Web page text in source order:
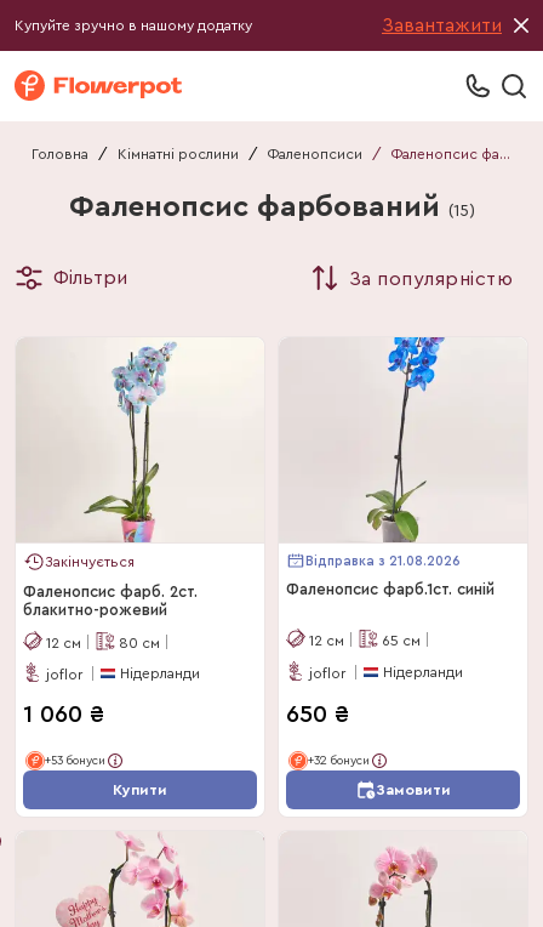
Купуйте зручно в нашому додатку Завантажити
Головна / Кімнатні рослини / Фаленопсиси / Фаленопсис фарбований
Фаленопсис фарбований (15)
Фільтри За популярністю
Закінчується
Фаленопсис фарб. 2ст.
блакитно-рожевий
12 см 80 см
joflor Нідерланди
1 060 ₴
+53 бонуси
Купити
Відправка з 21.08.2026
Фаленопсис фарб.1ст. синій
12 см 65 см
joflor Нідерланди
650 ₴
+32 бонуси
Замовити